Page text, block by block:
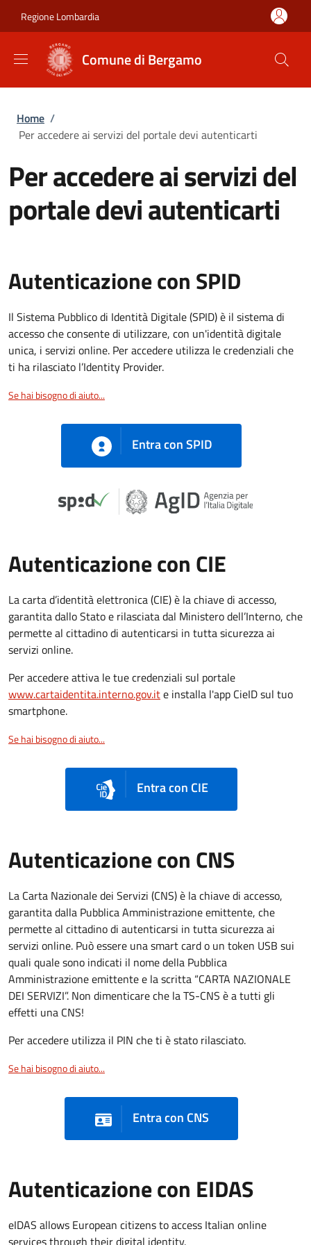
Regione Lombardia
Comune di Bergamo
Briciole di pane
Home /
Per accedere ai servizi del portale devi autenticarti
Per accedere ai servizi del
portale devi autenticarti
Autenticazione con SPID
Il Sistema Pubblico di Identità Digitale (SPID) è il sistema di
accesso che consente di utilizzare, con un'identità digitale
unica, i servizi online. Per accedere utilizza le credenziali che
ti ha rilasciato l’Identity Provider.
Se hai bisogno di aiuto...
Entra con SPID
Autenticazione con CIE
La carta d’identità elettronica (CIE) è la chiave di accesso,
garantita dallo Stato e rilasciata dal Ministero dell’Interno, che
permette al cittadino di autenticarsi in tutta sicurezza ai
servizi online.
Per accedere attiva le tue credenziali sul portale
www.cartaidentita.interno.gov.ite installa l'app CieID sul tuo
smartphone.
Se hai bisogno di aiuto...
Entra con CIE
Autenticazione con CNS
La Carta Nazionale dei Servizi (CNS) è la chiave di accesso,
garantita dalla Pubblica Amministrazione emittente, che
permette al cittadino di autenticarsi in tutta sicurezza ai
servizi online. Può essere una smart card o un token USB sui
quali quale sono indicati il nome della Pubblica
Amministrazione emittente e la scritta “CARTA NAZIONALE
DEI SERVIZI”. Non dimenticare che la TS-CNS è a tutti gli
effetti una CNS!
Per accedere utilizza il PIN che ti è stato rilasciato.
Se hai bisogno di aiuto...
Entra con CNS
Autenticazione con EIDAS
eIDAS allows European citizens to access Italian online
services through their digital identity.